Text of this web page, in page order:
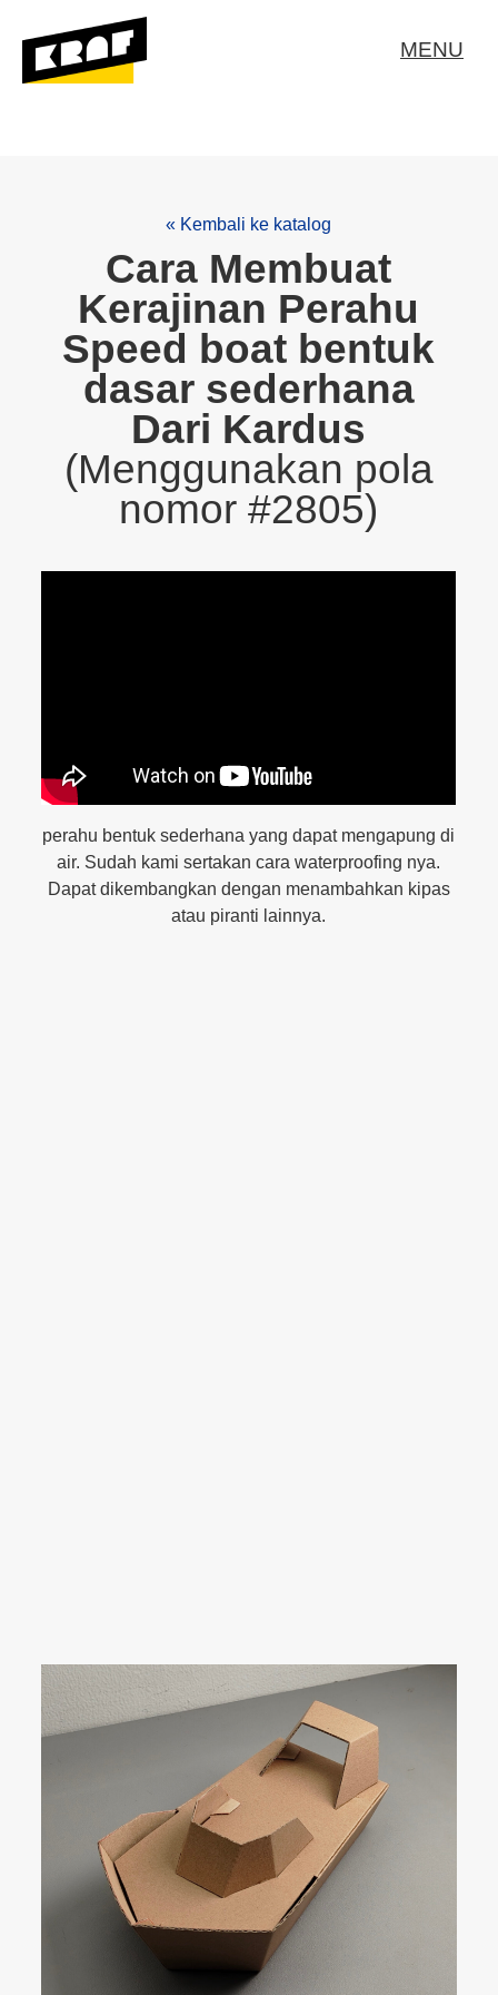
MENU
« Kembali ke katalog
Cara Membuat
Kerajinan Perahu
Speed boat bentuk
dasar sederhana
Dari Kardus
(Menggunakan pola
nomor #2805)
perahu bentuk sederhana yang dapat mengapung di
air. Sudah kami sertakan cara waterproofing nya.
Dapat dikembangkan dengan menambahkan kipas
atau piranti lainnya.